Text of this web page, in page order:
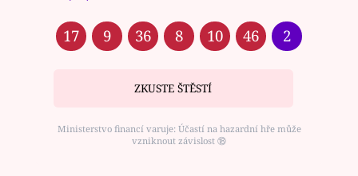
17 9 36 8 10 46 2
ZKUSTE ŠTĚSTÍ
Ministerstvo financí varuje: Účastí na hazardní hře může
vzniknout závislost ⑱